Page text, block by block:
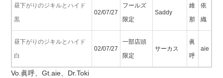
昼下がりのジキルとハイド
黒
02/07/27
フールズ
限定
Saddy
維
那
依
織
昼下がりのジキルとハイド
白
02/07/27
一部店頭
限定
サーカス
眞
呼
aie
Vo.眞呼、Gt.aie、Dr.Toki